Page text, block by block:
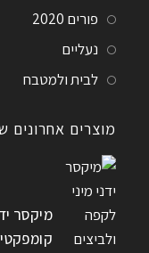
פורים 2020
נעליים
לבית ולמטבח
מוצרים אחרונים
מיקסר
קומפקטי